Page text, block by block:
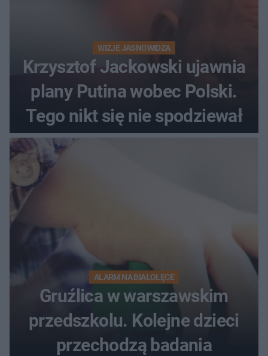
WIZJE JASNOWIDZA
Krzysztof Jackowski ujawnia
plany Putina wobec Polski.
Tego nikt się nie spodziewał
ALARM NA BIAŁOŁĘCE
Gruźlica w warszawskim
przedszkolu. Kolejne dzieci
przechodzą badania